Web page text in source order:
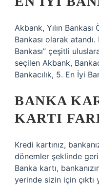
Akbank, Yılın Bankası
Bankası olarak atandı.
Bankası” çeşitli
seçilen Akbank,
Bankacılık, 5. En İyi
BANKA
KARTI
Kredi kartınız,
dönemler şeklinde
Banka kartı,
yerinde sizin için çıktı